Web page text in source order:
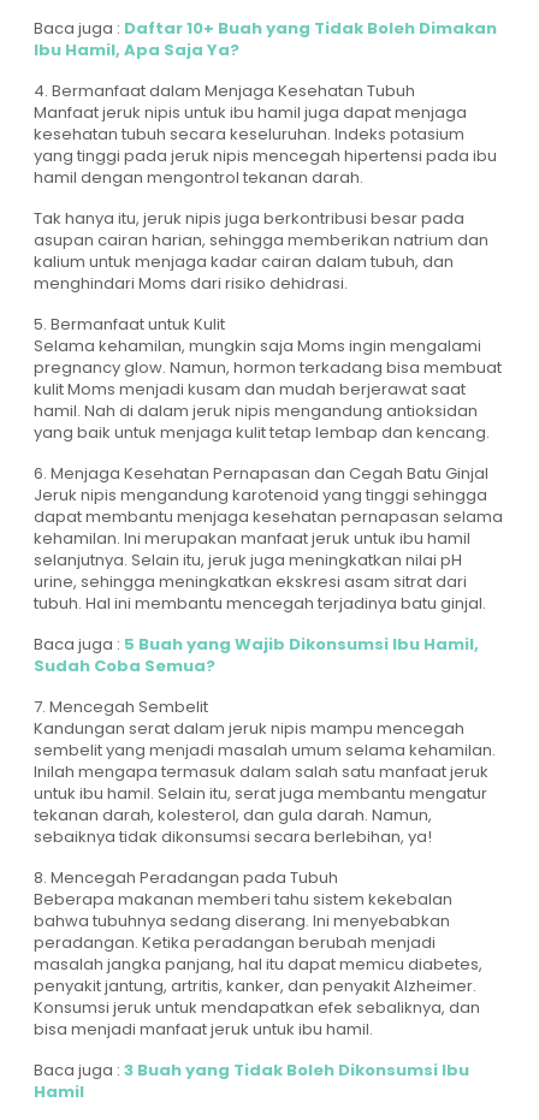
Baca juga : Daftar 10+ Buah yang Tidak Boleh Dimakan
Ibu Hamil, Apa Saja Ya?
4. Bermanfaat dalam Menjaga Kesehatan Tubuh
Manfaat jeruk nipis untuk ibu hamil juga dapat menjaga
kesehatan tubuh secara keseluruhan. Indeks potasium
yang tinggi pada jeruk nipis mencegah hipertensi pada ibu
hamil dengan mengontrol tekanan darah.
Tak hanya itu, jeruk nipis juga berkontribusi besar pada
asupan cairan harian, sehingga memberikan natrium dan
kalium untuk menjaga kadar cairan dalam tubuh, dan
menghindari Moms dari risiko dehidrasi.
5. Bermanfaat untuk Kulit
Selama kehamilan, mungkin saja Moms ingin mengalami
pregnancy glow. Namun, hormon terkadang bisa membuat
kulit Moms menjadi kusam dan mudah berjerawat saat
hamil. Nah di dalam jeruk nipis mengandung antioksidan
yang baik untuk menjaga kulit tetap lembap dan kencang.
6. Menjaga Kesehatan Pernapasan dan Cegah Batu Ginjal
Jeruk nipis mengandung karotenoid yang tinggi sehingga
dapat membantu menjaga kesehatan pernapasan selama
kehamilan. Ini merupakan manfaat jeruk untuk ibu hamil
selanjutnya. Selain itu, jeruk juga meningkatkan nilai pH
urine, sehingga meningkatkan ekskresi asam sitrat dari
tubuh. Hal ini membantu mencegah terjadinya batu ginjal.
Baca juga : 5 Buah yang Wajib Dikonsumsi Ibu Hamil,
Sudah Coba Semua?
7. Mencegah Sembelit
Kandungan serat dalam jeruk nipis mampu mencegah
sembelit yang menjadi masalah umum selama kehamilan.
Inilah mengapa termasuk dalam salah satu manfaat jeruk
untuk ibu hamil. Selain itu, serat juga membantu mengatur
tekanan darah, kolesterol, dan gula darah. Namun,
sebaiknya tidak dikonsumsi secara berlebihan, ya!
8. Mencegah Peradangan pada Tubuh
Beberapa makanan memberi tahu sistem kekebalan
bahwa tubuhnya sedang diserang. Ini menyebabkan
peradangan. Ketika peradangan berubah menjadi
masalah jangka panjang, hal itu dapat memicu diabetes,
penyakit jantung, artritis, kanker, dan penyakit Alzheimer.
Konsumsi jeruk untuk mendapatkan efek sebaliknya, dan
bisa menjadi manfaat jeruk untuk ibu hamil.
Baca juga : 3 Buah yang Tidak Boleh Dikonsumsi Ibu
Hamil